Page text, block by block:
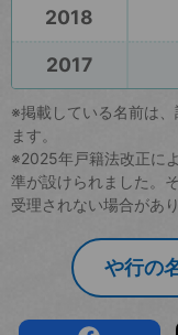
2018
2017
※掲載している名前は
ます。
※2025年戸籍法改正に
準が設けられました。
受理されない場合があり
や行の